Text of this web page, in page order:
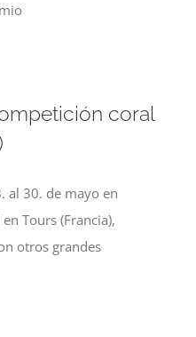
coral
al 30. de mayo en
Tours (Francia),
otros grandes